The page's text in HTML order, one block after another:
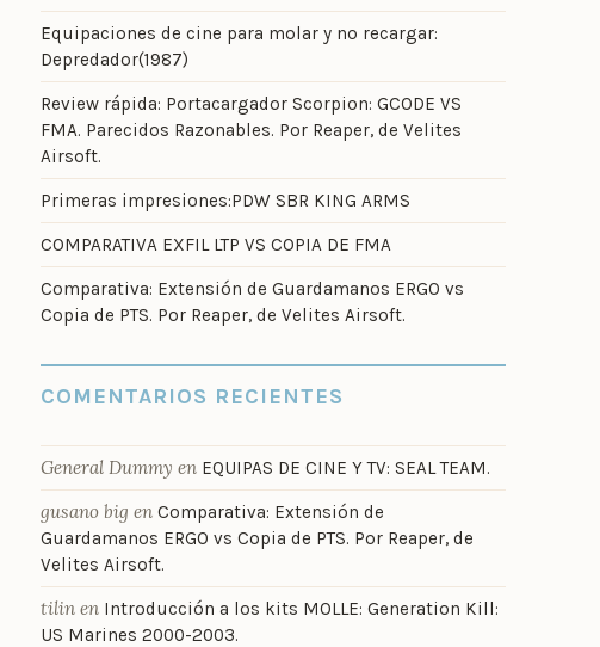
Equipaciones de cine para molar y no recargar:
Depredador(1987)
Review rápida: Portacargador Scorpion: GCODE VS
FMA. Parecidos Razonables. Por Reaper, de Velites
Airsoft.
Primeras impresiones:PDW SBR KING ARMS
COMPARATIVA EXFIL LTP VS COPIA DE FMA
Comparativa: Extensión de Guardamanos ERGO vs
Copia de PTS. Por Reaper, de Velites Airsoft.
COMENTARIOS RECIENTES
General Dummy en EQUIPAS DE CINE Y TV: SEAL TEAM.
gusano big en Comparativa: Extensión de
Guardamanos ERGO vs Copia de PTS. Por Reaper, de
Velites Airsoft.
tilinen Introducción a los kits MOLLE: Generation Kill:
US Marines 2000-2003.